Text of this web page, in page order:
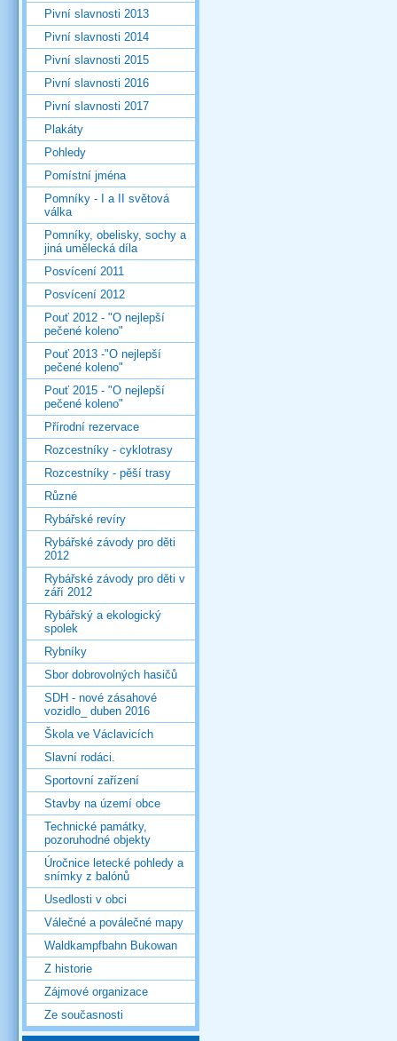
Pivní slavnosti 2013
Pivní slavnosti 2014
Pivní slavnosti 2015
Pivní slavnosti 2016
Pivní slavnosti 2017
Plakáty
Pohledy
Pomístní jména
Pomníky - I a II světová
válka
Pomníky, obelisky, sochy a
jiná umělecká díla
Posvícení 2011
Posvícení 2012
Pouť 2012 - "O nejlepší
pečené koleno"
Pouť 2013 -"O nejlepší
pečené koleno"
Pouť 2015 - "O nejlepší
pečené koleno"
Přírodní rezervace
Rozcestníky - cyklotrasy
Rozcestníky - pěší trasy
Různé
Rybářské revíry
Rybářské závody pro děti
2012
Rybářské závody pro děti v
září 2012
Rybářský a ekologický
spolek
Rybníky
Sbor dobrovolných hasičů
SDH - nové zásahové
vozidlo_ duben 2016
Škola ve Václavicích
Slavní rodáci.
Sportovní zařízení
Stavby na území obce
Technické památky,
pozoruhodné objekty
Úročnice letecké pohledy a
snímky z balónů
Usedlosti v obci
Válečné a poválečné mapy
Waldkampfbahn Bukowan
Z historie
Zájmové organizace
Ze současnosti